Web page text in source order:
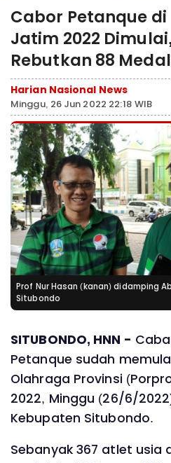
Cabor Petanque di
Jatim 2022
Rebutkan 88
Harian Nasional News
Minggu, 26 Jun 2022 22:18 WIB
Prof Nur Hasan (kanan) didamping
Situbondo
SITUBONDO, HNN -
Petanque sudah
Olahraga Provinsi
2022, Minggu (26/6/
Kebupaten Situbondo.
Sebanyak 367 atlet usia